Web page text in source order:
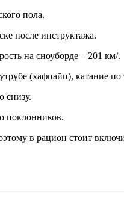
пола.
после инструктажа.
на сноуборде – 201 км/.
(хафпайп), катание
снизу.
поклонников.
в рацион стоит